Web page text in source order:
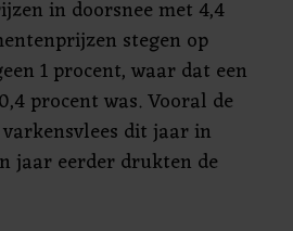
in doorsnee met 4,4
stegen op
1 procent, waar dat een
procent was. Vooral de
dit jaar in
jaar eerder drukten de